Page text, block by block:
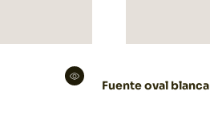
Fuente oval blanca